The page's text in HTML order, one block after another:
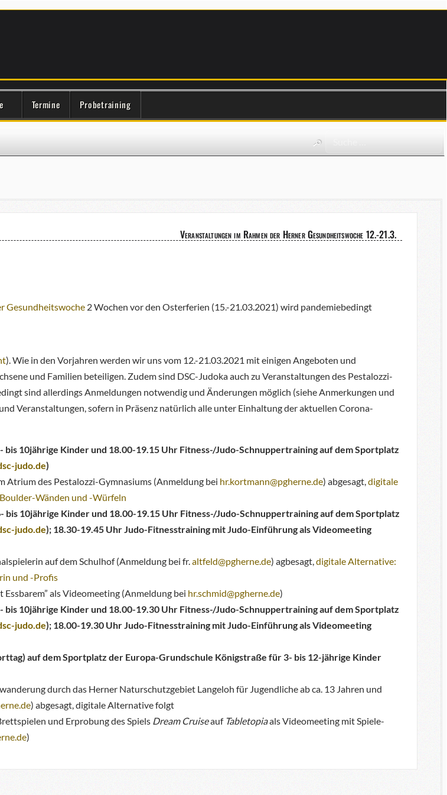
Termine Probetraining
Veranstaltungen im Rahmen der Herner Gesundheitswoche 12.-21.3.
Gesundheitswoche2 Wochen vor den Osterferien (15.-21.03.2021) wird pandemiebedingt
). Wie in den Vorjahren werden wir uns vom 12.-21.03.2021 mit einigen Angeboten und
und Familien beteiligen. Zudem sind DSC-Judoka auch zu Veranstaltungen des Pestalozzi-
sind allerdings Anmeldungen notwendig und Änderungen möglich (siehe Anmerkungen und
Veranstaltungen, sofern in Präsenz natürlich alle unter Einhaltung der aktuellen Corona-
10jährige Kinder und 18.00-19.15 Uhr Fitness-/Judo-Schnuppertraining auf dem Sportplatz
judo.de)
des Pestalozzi-Gymnasiums (Anmeldung bei hr.kortmann@pgherne.de) abgesagt,digitale
Wänden und -Würfeln
10jährige Kinder und 18.00-19.15 Uhr Fitness-/Judo-Schnuppertraining auf dem Sportplatz
judo.de); 18.30-19.45 Uhr Judo-Fitnesstraining mit Judo-Einführung als Videomeeting
auf dem Schulhof (Anmeldung bei fr.altfeld@pgherne.de) agbesagt,digitale Alternative:
und -Profis
als Videomeeting (Anmeldung bei hr.schmid@pgherne.de)
10jährige Kinder und 18.00-19.30 Uhr Fitness-/Judo-Schnuppertraining auf dem Sportplatz
judo.de); 18.00-19.30 Uhr Judo-Fitnesstraining mit Judo-Einführung als Videomeeting
auf dem Sportplatz der Europa-Grundschule Königstraße für 3- bis 12-jährige Kinder
durch das Herner Naturschutzgebiet Langeloh für Jugendliche ab ca. 13 Jahren und
) abgesagt, digitale Alternative folgt
und Erprobung des Spiels Dream Cruiseauf Tabletopiaals Videomeeting mit Spiele-
)